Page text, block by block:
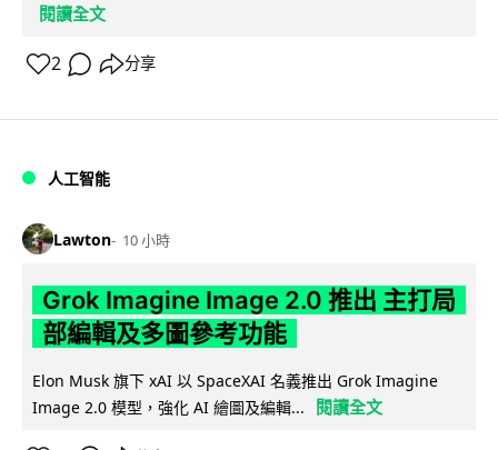
閱讀全文
2 分享
人工智能
Lawton 10 小時
Grok Imagine Image 2.0 推出 主打局
部編輯及多圖參考功能
Elon Musk 旗下 xAI 以 SpaceXAI 名義推出 Grok Imagine
Image 2.0 模型，強化 AI 繪圖及編輯...
閱讀全文